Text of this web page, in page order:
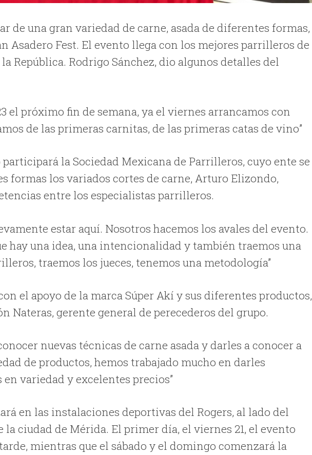
de una gran variedad de carne, asada de diferentes formas,
Asadero Fest. El evento llega con los mejores parrilleros de
República. Rodrigo Sánchez, dio algunos detalles del
el próximo fin de semana, ya el viernes arrancamos con
de las primeras carnitas, de las primeras catas de vino”
la Sociedad Mexicana de Parrilleros, cuyo ente se
formas los variados cortes de carne, Arturo Elizondo,
entre los especialistas parrilleros.
estar aquí. Nosotros hacemos los avales del evento.
hay una idea, una intencionalidad y también traemos una
traemos los jueces, tenemos una metodología”
el apoyo de la marca Súper Akí y sus diferentes productos,
Nateras, gerente general de perecederos del grupo.
nuevas técnicas de carne asada y darles a conocer a
de productos, hemos trabajado mucho en darles
variedad y excelentes precios”
en las instalaciones deportivas del Rogers, al lado del
ciudad de Mérida. El primer día, el viernes 21, el evento
mientras que el sábado y el domingo comenzará la